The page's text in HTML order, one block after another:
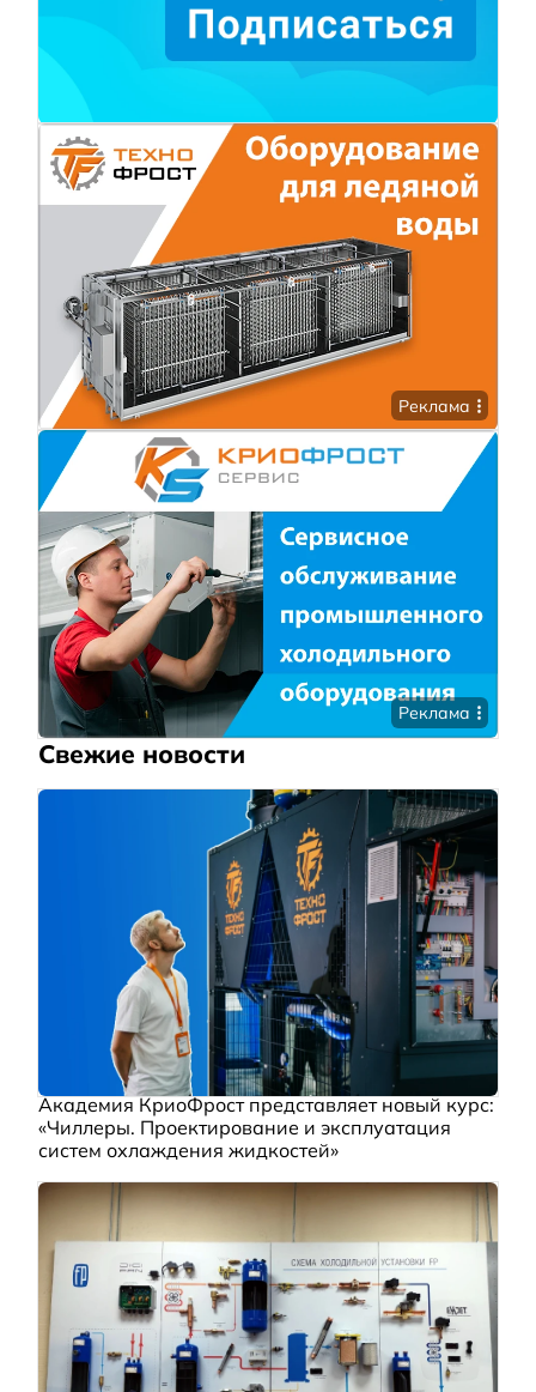
Реклама
Реклама
Свежие новости
Академия КриоФрост представляет новый курс:
«Чиллеры. Проектирование и эксплуатация
систем охлаждения жидкостей»